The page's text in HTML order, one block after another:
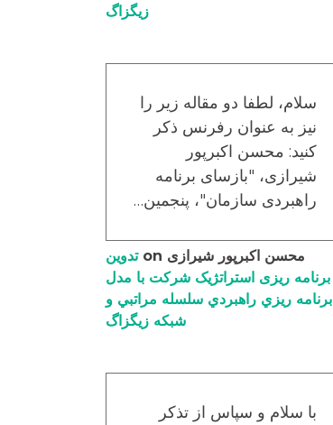
زیگزاگ
سلام، لطفا دو مقاله زیر را
نیز به عنوان رفرنس ذکر
کنید: محسن اکبرپور
شیرازی، "بازسای برنامه
راهبردی سازمان"، پنجمین…
محسن اکبرپور شیرازی
تدوین
برنامه ریزی استراتژیک شرکت با مدل
برنامه ریزي راهبردي سلسله مراتبي و
شبکه زیگزاگ
با سلام و سپاس از تذکر